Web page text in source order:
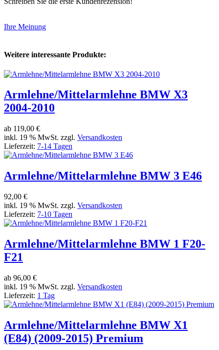
Ihre Meinung
Weitere interessante Produkte:
Armlehne/Mittelarmlehne BMW X3
2004-2010
ab 119,00 €
inkl. 19 % MwSt. zzgl. Versandkosten
Lieferzeit: 7-14 Tagen
Armlehne/Mittelarmlehne BMW 3 E46
92,00 €
inkl. 19 % MwSt. zzgl. Versandkosten
Lieferzeit: 7-10 Tagen
Armlehne/Mittelarmlehne BMW 1 F20-
F21
ab 96,00 €
inkl. 19 % MwSt. zzgl. Versandkosten
Lieferzeit: 1 Tag
Armlehne/Mittelarmlehne BMW X1
(E84) (2009-2015) Premium